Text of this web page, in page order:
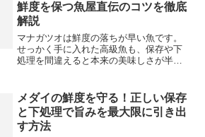
鮮度を保つ魚屋直伝のコツを徹底
解説
マナガツオは鮮度の落ちが早い魚です。
せっかく手に入れた高級魚も、保存や下
処理を間違えると本来の美味しさが半減
理のコツをくわしく解説します。【マナ
ガツオは鮮度が命の魚】マ...
メダイの鮮度を守る！正しい保存
と下処理で旨みを最大限に引き出
す方法